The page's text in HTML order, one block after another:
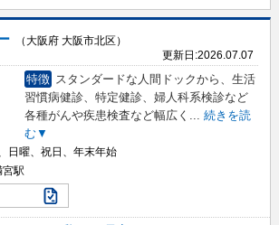
（大阪府 大阪市北区）
更新日:2026.07.07
特徴 スタンダードな人間ドックから、生活
習慣病健診、特定健診、婦人科系検診など
各種がんや疾患検査など幅広く ... 続きを読
む▼
日曜、祝日、年末年始
駅